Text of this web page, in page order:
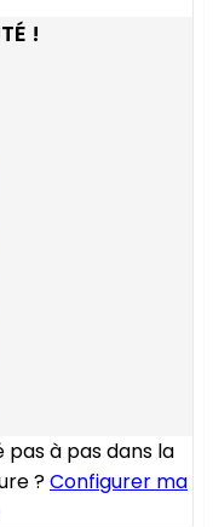
!
pas à pas dans la
?Configurer ma